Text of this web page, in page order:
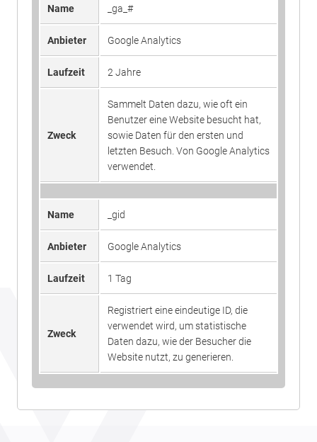
Name _ga_#
Anbieter Google Analytics
Laufzeit 2 Jahre
Zweck
Sammelt Daten dazu, wie oft ein
Benutzer eine Website besucht hat,
sowie Daten für den ersten und
letzten Besuch. Von Google Analytics
verwendet.
Name _gid
Anbieter Google Analytics
Laufzeit 1 Tag
Zweck
Registriert eine eindeutige ID, die
verwendet wird, um statistische
Daten dazu, wie der Besucher die
Website nutzt, zu generieren.